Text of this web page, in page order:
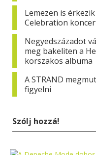
Lemezen is
Celebration
Negyedszázadot
meg bakeliten a
korszakos albuma
A STRAND
figyelni
Szólj hozzá!